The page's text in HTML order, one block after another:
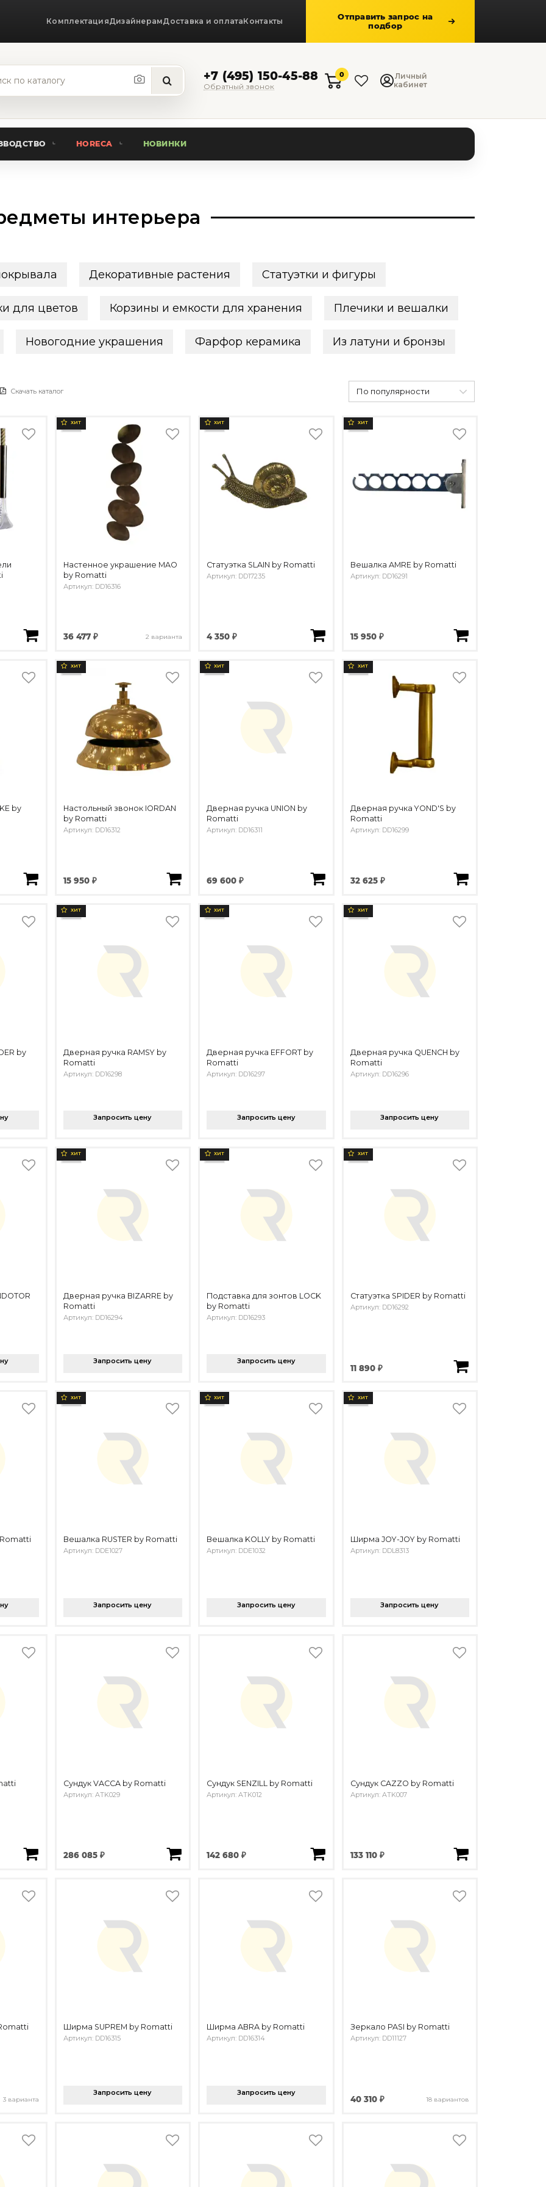
КомплектацияДизайнерамДоставка и оплатаКонтакты
Отправить запрос на
подбор
+7 (495) 150-45-88
Обратный звонок
0
Личный
кабинет
HORECA НОВИНКИ
интерьера
Декоративные растения Статуэтки и фигуры
для цветов Корзины и емкости для хранения Плечики и вешалки
Новогодние украшения Фарфор керамика Из латуни и бронзы
Скачать каталог По популярности
ХИТ
Настенное украшение MAO
by Romatti
Артикул: DD16316
36 477 ₽ 2 варианта
ХИТ
Статуэтка SLAIN by Romatti
Артикул: DD17235
4 350 ₽
ХИТ
Вешалка AMRE by Romatti
Артикул: DD16291
15 950 ₽
by
ХИТ
Настольный звонок IORDAN
by Romatti
Артикул: DD16312
15 950 ₽
ХИТ
Дверная ручка UNION by
Romatti
Артикул: DD16311
69 600 ₽
ХИТ
Дверная ручка YOND'S by
Romatti
Артикул: DD16299
32 625 ₽
by
ХИТ
Дверная ручка RAMSY by
Romatti
Артикул: DD16298
Запросить цену
ХИТ
Дверная ручка EFFORT by
Romatti
Артикул: DD16297
Запросить цену
ХИТ
Дверная ручка QUENCH by
Romatti
Артикул: DD16296
Запросить цену
ХИТ
Дверная ручка BIZARRE by
Romatti
Артикул: DD16294
Запросить цену
ХИТ
Подставка для зонтов LOCK
by Romatti
Артикул: DD16293
Запросить цену
ХИТ
Статуэтка SPIDER by Romatti
Артикул: DD16292
11 890 ₽
ХИТ
Вешалка RUSTER by Romatti
Артикул: DDE1027
Запросить цену
ХИТ
Вешалка KOLLY by Romatti
Артикул: DDE1032
Запросить цену
ХИТ
Ширма JOY-JOY by Romatti
Артикул: DDL8313
Запросить цену
Сундук VACCA by Romatti
Артикул: ATK029
286 085 ₽
Сундук SENZILL by Romatti
Артикул: ATK012
142 680 ₽
Сундук CAZZO by Romatti
Артикул: ATK007
133 110 ₽
3 варианта
Ширма SUPREM by Romatti
Артикул: DD16315
Запросить цену
Ширма ABRA by Romatti
Артикул: DD16314
Запросить цену
Зеркало PASI by Romatti
Артикул: DD11127
40 310 ₽ 18 вариантов